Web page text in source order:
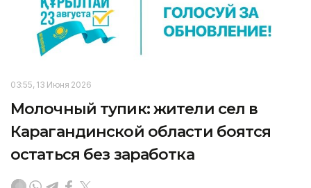
03:55, 13 Июня 2026
Молочный тупик: жители сел в
Карагандинской области боятся
остаться без заработка